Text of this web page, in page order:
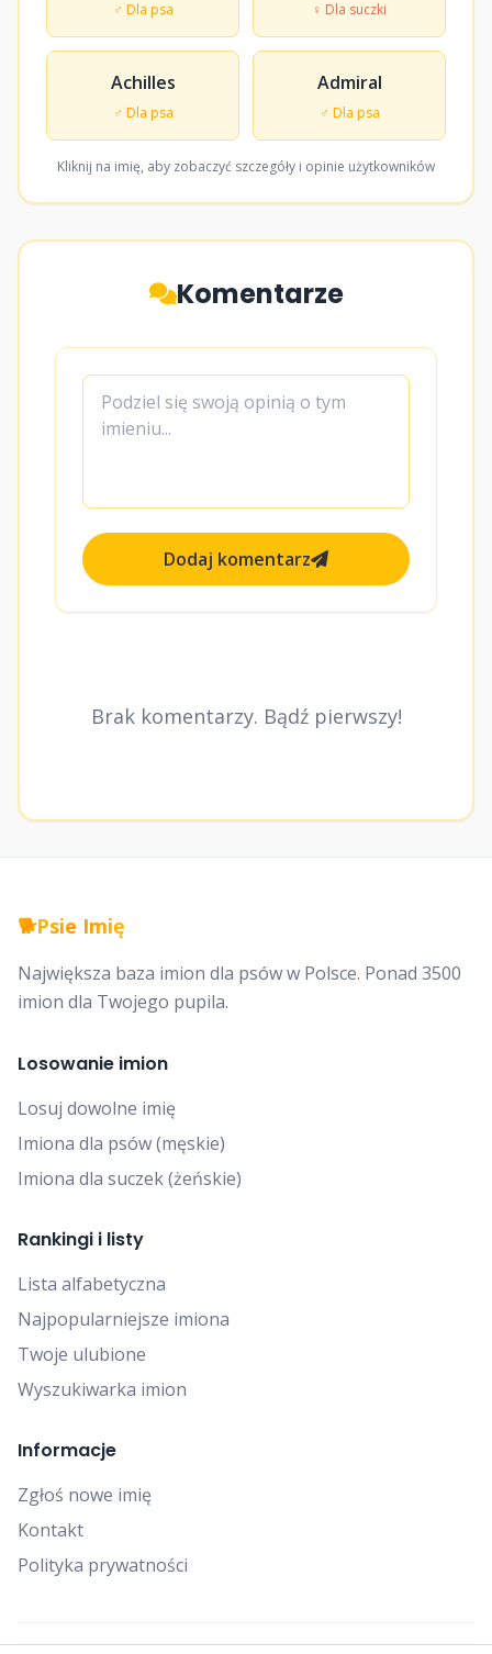
♂ Dla psa ♀ Dla suczki
Achilles
♂ Dla psa
Admiral
♂ Dla psa
Kliknij na imię, aby zobaczyć szczegóły i opinie użytkowników
Komentarze
Dodaj komentarz
Brak komentarzy. Bądź pierwszy!
🐕Psie Imię
Największa baza imion dla psów w Polsce. Ponad 3500
imion dla Twojego pupila.
Losowanie imion
Losuj dowolne imię
Imiona dla psów (męskie)
Imiona dla suczek (żeńskie)
Rankingi i listy
Lista alfabetyczna
Najpopularniejsze imiona
Twoje ulubione
Wyszukiwarka imion
Informacje
Zgłoś nowe imię
Kontakt
Polityka prywatności